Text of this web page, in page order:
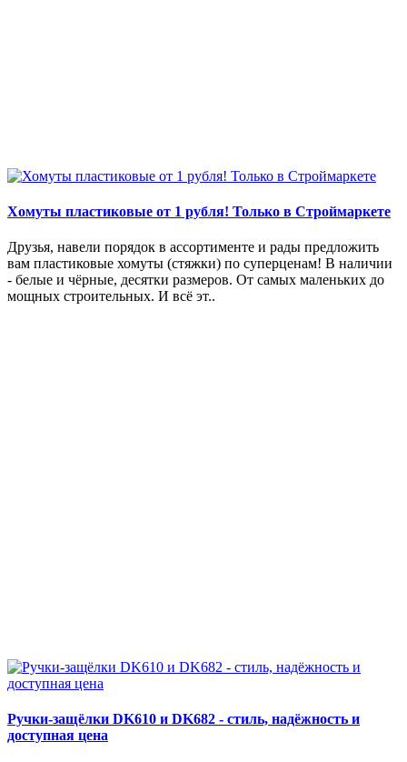
Хомуты пластиковые от 1 рубля! Только в Строймаркете
Друзья, навели порядок в ассортименте и рады предложить
вам пластиковые хомуты (стяжки) по суперценам! В наличии
- белые и чёрные, десятки размеров. От самых маленьких до
мощных строительных. И всё эт..
Ручки-защёлки DK610 и DK682 - стиль, надёжность и
доступная цена